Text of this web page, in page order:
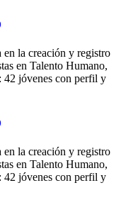
en la creación y registro
en Talento Humano,
42 jóvenes con perfil y
en la creación y registro
en Talento Humano,
42 jóvenes con perfil y